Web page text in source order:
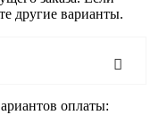
другие варианты.
оплаты: